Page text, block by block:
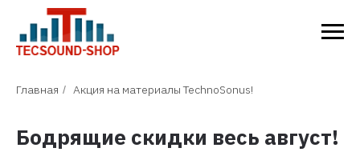
Главная / Акция на материалы TechnoSonus!
Бодрящие скидки весь август!